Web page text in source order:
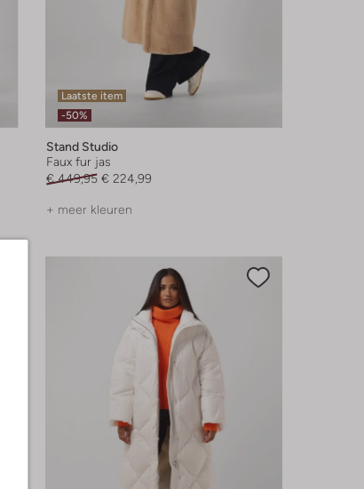
Laatste item
-50%
Stand Studio
Faux fur jas
€ 449,95 € 224,99
+ meer kleuren